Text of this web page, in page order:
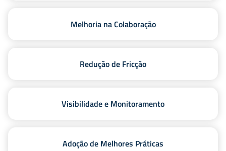
Melhoria na Colaboração
Redução de Fricção
Visibilidade e Monitoramento
Adoção de Melhores Práticas